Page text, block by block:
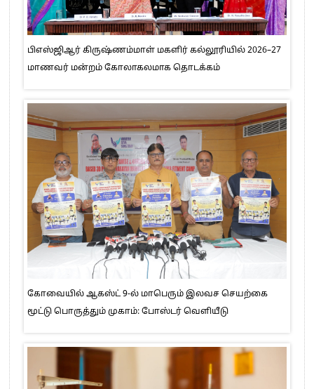
பிஎஸ்ஜிஆர் கிருஷ்ணம்மாள் மகளிர் கல்லூரியில் 2026–27
மாணவர் மன்றம் கோலாகலமாக தொடக்கம்
கோவையில் ஆகஸ்ட் 9-ல் மாபெரும் இலவச செயற்கை
மூட்டு பொருத்தும் முகாம்: போஸ்டர் வெளியீடு